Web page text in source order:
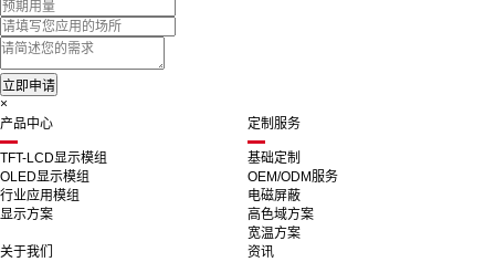
×
产品中心
TFT-LCD显示模组
OLED显示模组
行业应用模组
显示方案
定制服务
基础定制
OEM/ODM服务
电磁屏蔽
高色域方案
宽温方案
关于我们
资讯